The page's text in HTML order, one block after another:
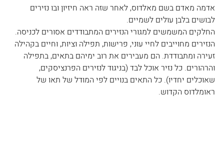
אדמה מאדם בשם מאלדוס, לאחר שזה ראה חיזיון ובו נזירים
לבושים בלבן עולים לשמיים.
החלקים המשמשים למגורי הנזירים המתבודדים אסורים לכניסה.
הנזירים מחוייבים לחיי עוני, פרישות, תפילה וציות, וחיים בקהילה
זעירה ומתבודדת. הם מעבירים את רוב ימיהם בתאים, בתפילה
והרהורים. כל נזיר אוכל לבד (בניגוד לנזירים הפרנציסקים,
שאוכלים יחדיו). כל התאים בנויים לפי המודל של תאו של
ראומלדוס הקדוש.